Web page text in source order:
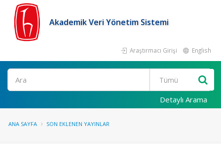
Akademik Veri Yönetim Sistemi
Araştırmacı Girişi English
Ara
Detaylı Arama
ANA SAYFA SON EKLENEN YAYINLAR